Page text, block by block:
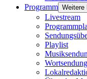
Programm Weitere
Livestream
Playlist